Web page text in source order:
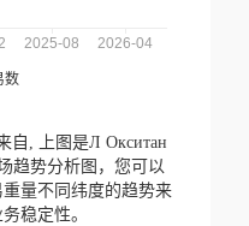
自,
上图是Л Окситан
趋势分析图，您可以
量不同纬度的趋势来
稳定性。